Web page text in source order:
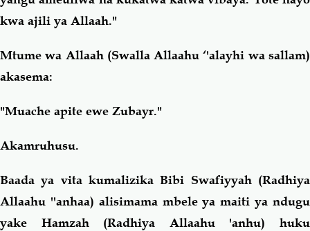
kwa ajili ya Allaah."
Mtume wa Allaah (Swalla Allaahu ‘'alayhi wa sallam)
akasema:
"Muache apite ewe Zubayr."
Akamruhusu.
Baada ya vita kumalizika Bibi Swafiyyah (Radhiya
Allaahu ''anhaa) alisimama mbele ya maiti ya ndugu
yake Hamzah (Radhiya Allaahu 'anhu) huku